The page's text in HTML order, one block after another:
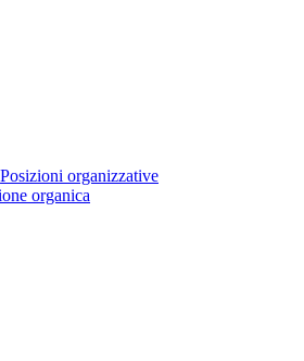
Posizioni organizzative
organica